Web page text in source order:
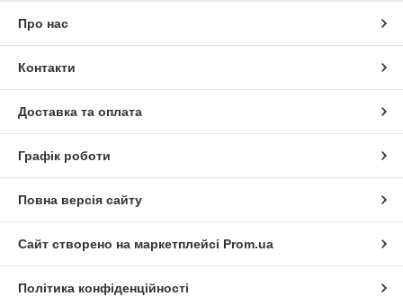
Про нас
Контакти
Доставка та оплата
Графік роботи
Повна версія сайту
Сайт створено на маркетплейсі Prom.ua
Політика конфіденційності